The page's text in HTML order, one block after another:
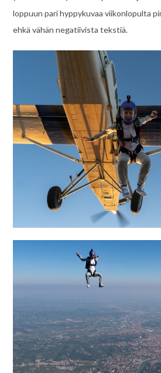
loppuun pari hyppykuvaa viikonlopulta
ehkä vähän negatiivista tekstiä.